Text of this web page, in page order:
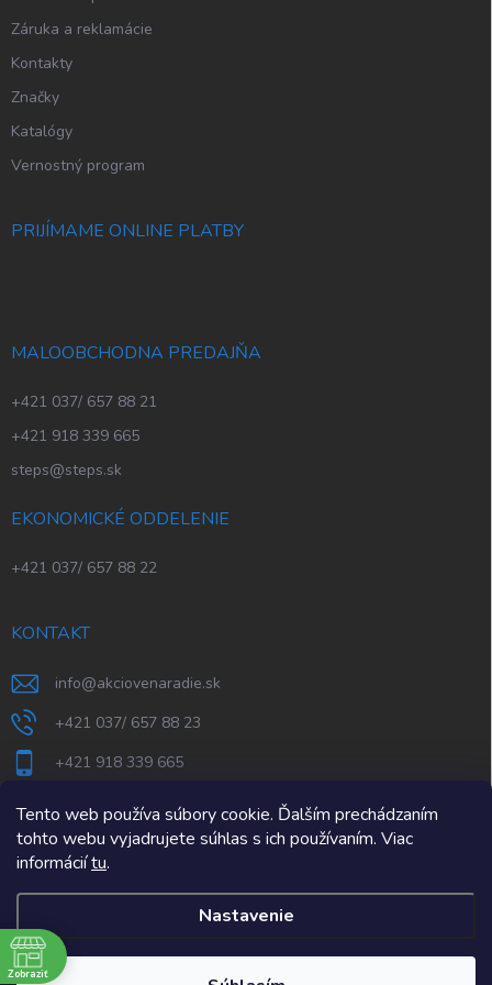
Tento web používa súbory cookie. Ďalším prechádzaním
tohto webu vyjadrujete súhlas s ich používaním. Viac
informáciítu.
Nastavenie
Záruka a reklamácie
Kontakty
Značky
Katalógy
Vernostný program
PRIJÍMAME ONLINE PLATBY
MALOOBCHODNA PREDAJŇA
+421 037/ 657 88 21
+421 918 339 665
steps@steps.sk
EKONOMICKÉ ODDELENIE
+421 037/ 657 88 22
KONTAKT
info@akciovenaradie.sk
+421 037/ 657 88 23
+421 918 339 665
STEPS Nitra
AkcioveNaradie.sk
Zobraziť